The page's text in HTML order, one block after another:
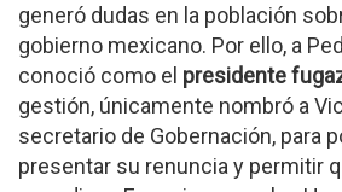
generó dudas en la población
gobierno mexicano. Por ello, a
conoció como el presidente
gestión, únicamente nombró a
secretario de Gobernación, para
presentar su renuncia y permitir